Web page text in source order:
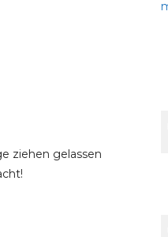
ziehen gelassen